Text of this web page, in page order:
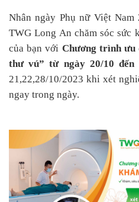
Nhân ngày Phụ nữ Việt Nam
TWG Long An chăm sóc sức
của bạn với Chương trình
thư vú” từ ngày 20/10 đến
21,22,28/10/2023 khi xét
ngay trong ngày.